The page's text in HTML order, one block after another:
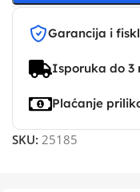
Garancija i
Isporuka do 3
Plaćanje
SKU: 25185